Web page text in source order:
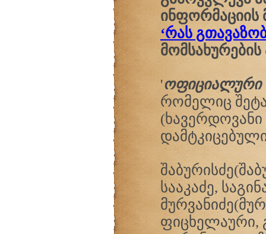
ინფორმაციის
‘რას
'ოფიციალური
რომელიც
სააკაძე,
ფიცხელაური,